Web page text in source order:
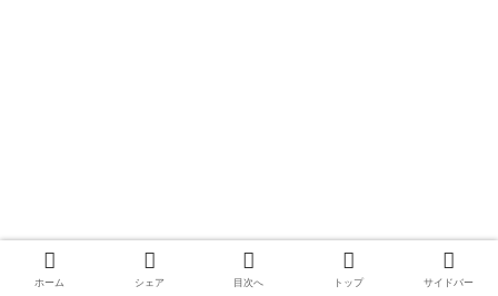
ホーム シェア 目次へ トップ サイドバー